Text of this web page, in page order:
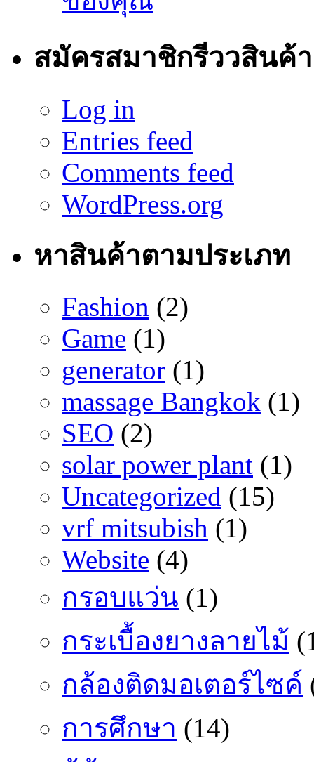
สมัครสมาชิกรีววสินค้า
Log in
Entries feed
Comments feed
WordPress.org
หาสินค้าตามประเภท
Fashion (2)
Game (1)
generator (1)
massage Bangkok (1)
SEO (2)
solar power plant (1)
Uncategorized (15)
vrf mitsubish (1)
Website (4)
กรอบแว่น (1)
กระเบื้องยางลายไม้
กล้องติดมอเตอร์ไซค์
การศึกษา (14)